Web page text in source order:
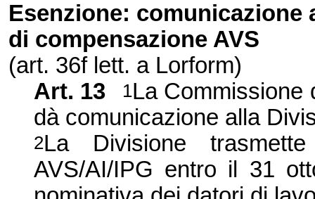
Esenzione: comunicazione
di compensazione AVS
(art. 36flett. a Lorform)
Art. 13
1La Commissione
dà comunicazione alla
2La Divisione
AVS/AI/IPG entro il 31